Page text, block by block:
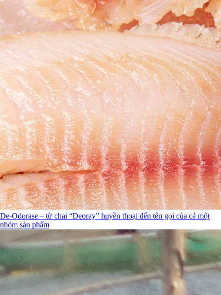
De-Odorase – từ chai “Deoray” huyền thoại đến tên gọi của cả một
nhóm sản phẩm